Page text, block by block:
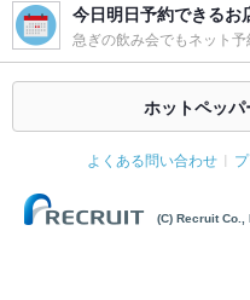
今日明日予約できるお
急ぎの飲み会でもネット予
ホットペッ
よくある問い合わせ
(C) Recruit Co.,